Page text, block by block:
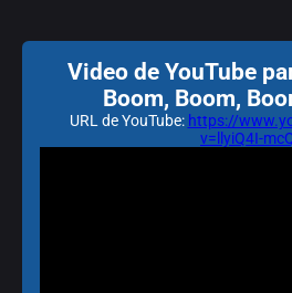
Video de YouTube
Boom, Boom,
URL de YouTube: https://
v=llyiQ4I-